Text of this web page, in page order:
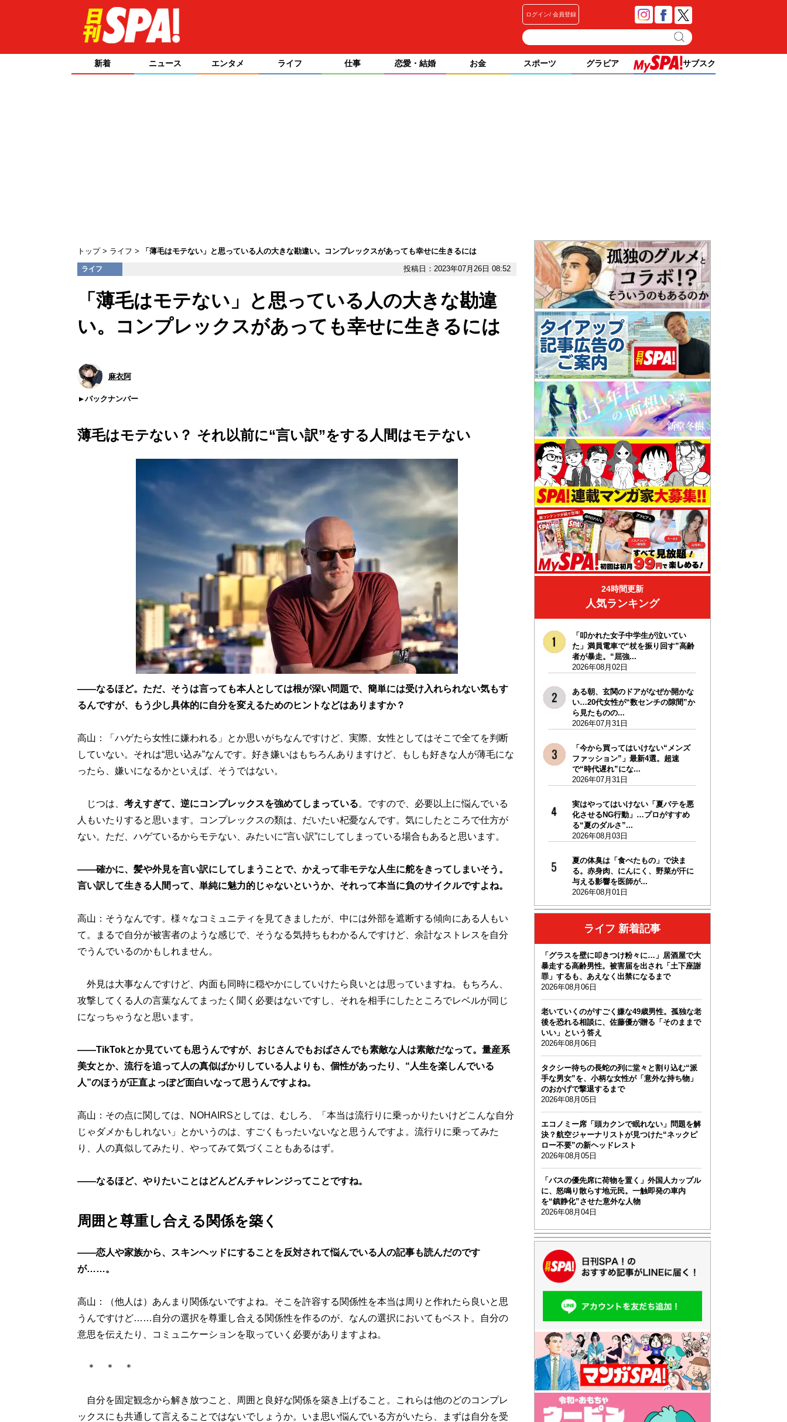
ログイン 会員登録
新着 ニュース エンタメ ライフ 仕事 恋愛・結婚 お金 スポーツ グラビア サブスク
トップ ライフ 「薄毛はモテない」と思っている人の大きな勘違い。コンプレックスがあっても幸せに生きるには
ライフ 投稿日：2023年07月26日 08:52
「薄毛はモテない」と思っている人の大きな勘違
い。コンプレックスがあっても幸せに生きるには
麻衣阿
バックナンバー
薄毛はモテない？ それ以前に“言い訳”をする人間はモテない
――なるほど。ただ、そうは言っても本人としては根が深い問題で、簡単には受け入れられない気もす
るんですが、もう少し具体的に自分を変えるためのヒントなどはありますか？
高山：「ハゲたら女性に嫌われる」とか思いがちなんですけど、実際、女性としてはそこで全てを判断
していない。それは“思い込み”なんです。好き嫌いはもちろんありますけど、もしも好きな人が薄毛にな
ったら、嫌いになるかといえば、そうではない。
じつは、 考えすぎて、逆にコンプレックスを強めてしまっている。ですので、必要以上に悩んでいる
人もいたりすると思います。コンプレックスの類は、だいたい杞憂なんです。気にしたところで仕方が
ない。ただ、ハゲているからモテない、みたいに“言い訳”にしてしまっている場合もあると思います。
――確かに、髪や外見を言い訳にしてしまうことで、かえって非モテな人生に舵をきってしまいそう。
言い訳して生きる人間って、単純に魅力的じゃないというか、それって本当に負のサイクルですよね。
高山：そうなんです。様々なコミュニティを見てきましたが、中には外部を遮断する傾向にある人もい
て。まるで自分が被害者のような感じで、そうなる気持ちもわかるんですけど、余計なストレスを自分
でうんでいるのかもしれません。
外見は大事なんですけど、内面も同時に穏やかにしていけたら良いとは思っていますね。もちろん、
攻撃してくる人の言葉なんてまったく聞く必要はないですし、それを相手にしたところでレベルが同じ
になっちゃうなと思います。
――TikTokとか見ていても思うんですが、おじさんでもおばさんでも素敵な人は素敵だなって。量産系
美女とか、流行を追って人の真似ばかりしている人よりも、個性があったり、“人生を楽しんでいる
人”のほうが正直よっぽど面白いなって思うんですよね。
高山：その点に関しては、NOHAIRSとしては、むしろ、「本当は流行りに乗っかりたいけどこんな自分
じゃダメかもしれない」とかいうのは、すごくもったいないなと思うんですよ。流行りに乗ってみた
り、人の真似してみたり、やってみて気づくこともあるはず。
――なるほど、やりたいことはどんどんチャレンジってことですね。
周囲と尊重し合える関係を築く
――恋人や家族から、スキンヘッドにすることを反対されて悩んでいる人の記事も読んだのです
が……。
高山：（他人は）あんまり関係ないですよね。そこを許容する関係性を本当は周りと作れたら良いと思
うんですけど……自分の選択を尊重し合える関係性を作るのが、なんの選択においてもベスト。自分の
意思を伝えたり、コミュニケーションを取っていく必要がありますよね。
＊ ＊ ＊
自分を固定観念から解き放つこと、周囲と良好な関係を築き上げること。これらは他のどのコンプレ
ックスにも共通して言えることではないでしょうか。いま思い悩んでいる方がいたら、まずは自分を受
24時間更新
人気ランキング
「叩かれた女子中学生が泣いてい
た」満員電車で“杖を振り回す”高齢
者が暴走。“屈強...
2026年08月02日
ある朝、玄関のドアがなぜか開かな
い…20代女性が“数センチの隙間”か
ら見たものの...
2026年07月31日
「今から買ってはいけない“メンズ
ファッション”」最新4選。超速
で“時代遅れ”にな...
2026年07月31日
実はやってはいけない「夏バテを悪
化させるNG行動」…プロがすすめ
る“夏のダルさ”...
2026年08月03日
夏の体臭は「食べたもの」で決ま
る。赤身肉、にんにく、野菜が汗に
与える影響を医師が...
2026年08月01日
ライフ 新着記事
「グラスを壁に叩きつけ粉々に…」居酒屋で大
暴走する高齢男性。被害届を出され「土下座謝
罪」するも、あえなく出禁になるまで
2026年08月06日
老いていくのがすごく嫌な49歳男性。孤独な老
後を恐れる相談に、佐藤優が贈る「そのままで
いい」という答え
2026年08月06日
タクシー待ちの長蛇の列に堂々と割り込む“派
手な男女”を、小柄な女性が「意外な持ち物」
のおかげで撃退するまで
2026年08月05日
エコノミー席「頭カクンで眠れない」問題を解
決？航空ジャーナリストが見つけた“ネックピ
ロー不要”の新ヘッドレスト
2026年08月05日
「バスの優先席に荷物を置く」外国人カップル
に、怒鳴り散らす地元民。一触即発の車内
を“鎮静化”させた意外な人物
2026年08月04日